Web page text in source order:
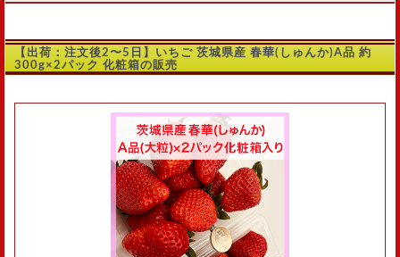
【出荷：注文後2〜5日】いちご 茨城県産 春華(しゅんか)A品 約
300g×2パック 化粧箱の販売